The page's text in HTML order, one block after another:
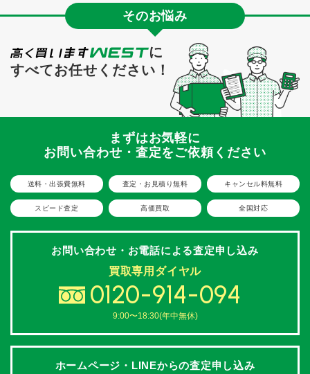
そのお悩み
に
すべてお任せください！
まずはお気軽に
お問い合わせ・査定をご依頼ください
送料・出張費無料 査定・お見積り無料 キャンセル料無料
スピード査定 高価買取 全国対応
お問い合わせ・お電話による査定申し込み
買取専用ダイヤル
0120-914-094
9:00〜18:30(年中無休)
ホームページ・LINEからの査定申し込み